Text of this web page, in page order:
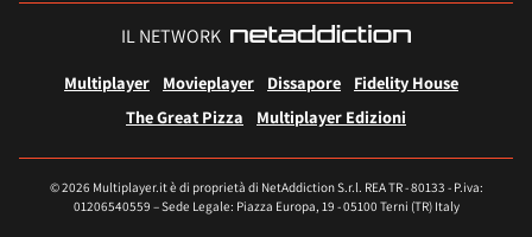
IL NETWORK
Multiplayer Movieplayer Dissapore
Fidelity House
The Great Pizza
Multiplayer Edizioni
© 2026 Multiplayer.it è di proprietà di NetAddiction S.r.l. REA TR - 80133 - P.iva:
01206540559 – Sede Legale: Piazza Europa, 19 - 05100 Terni (TR) Italy